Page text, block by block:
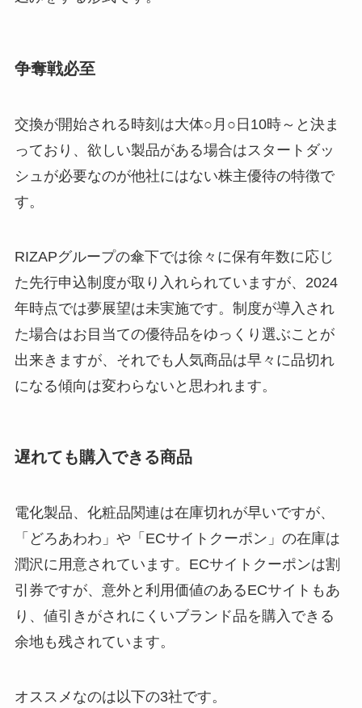
争奪戦必至
交換が開始される時刻は大体○月○日10時～と決ま
っており、欲しい製品がある場合はスタートダッ
シュが必要なのが他社にはない株主優待の特徴で
す。
RIZAPグループの傘下では徐々に保有年数に応じ
た先行申込制度が取り入れられていますが、2024
年時点では夢展望は未実施です。制度が導入され
た場合はお目当ての優待品をゆっくり選ぶことが
出来きますが、それでも人気商品は早々に品切れ
になる傾向は変わらないと思われます。
遅れても購入できる商品
電化製品、化粧品関連は在庫切れが早いですが、
「どろあわわ」や「ECサイトクーポン」の在庫は
潤沢に用意されています。ECサイトクーポンは割
引券ですが、意外と利用価値のあるECサイトもあ
り、値引きがされにくいブランド品を購入できる
余地も残されています。
オススメなのは以下の3社です。